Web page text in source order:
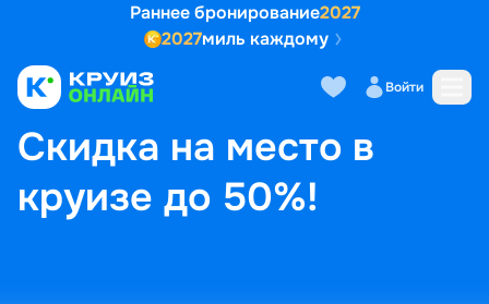
Раннее бронирование2027
2027миль каждому
Войти
ГЛАВНАЯ • ПОПУЛЯРНЫЕ НАПРАВЛЕНИЯ
СКИДКА НА МЕСТО В КРУИЗЕ ДО 50%!
Скидка на место в
круизе до 50%!